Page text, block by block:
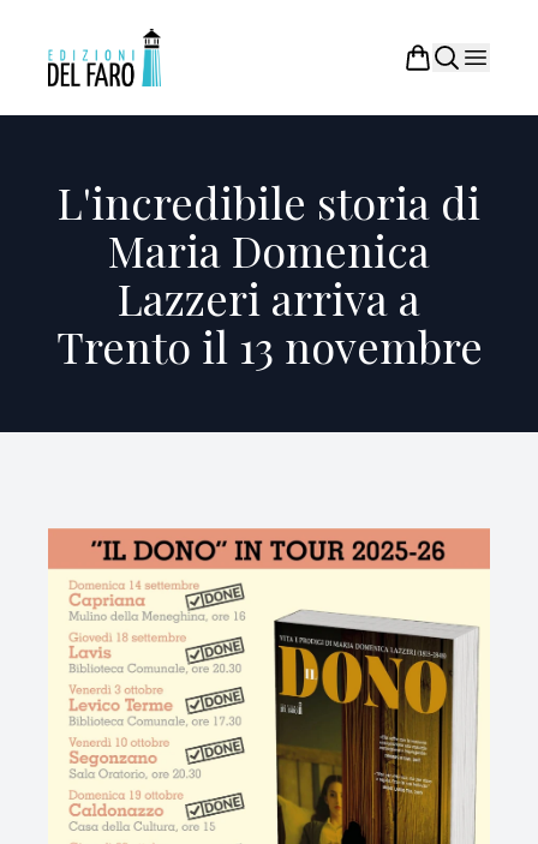
L'incredibile storia di
Maria Domenica
Lazzeri arriva a
Trento il 13 novembre